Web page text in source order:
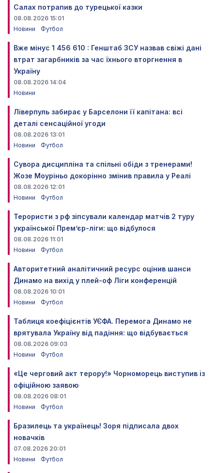
Салах потрапив до турецької казки
08.08.2026 15:01
Новини
Футбол
Вже мінус 1 456 610 : Генштаб ЗСУ назвав свіжі дані
втрат загарбників за час їхнього вторгнення в
Україну
08.08.2026 14:04
Новини
Ліверпуль забирає у Барселони її капітана: всі
деталі сенсаційної угоди
08.08.2026 13:01
Новини
Футбол
Сувора дисципліна та спільні обіди з тренерами!
Жозе Моуріньо докорінно змінив правила у Реалі
08.08.2026 12:01
Новини
Футбол
Терористи з рф зіпсували календар матчів 2 туру
української Прем’єр-ліги: що відбулося
08.08.2026 11:01
Новини
Футбол
Авторитетний аналітичний ресурс оцінив шанси
Динамо на вихід у плей-оф Ліги конференцій
08.08.2026 10:01
Новини
Футбол
Таблиця коефіцієнтів УЄФА. Перемога Динамо не
врятувала Україну від падіння: що відбувається
08.08.2026 09:03
Новини
Футбол
«Це черговий акт терору!» Чорноморець виступив із
офіційною заявою
08.08.2026 08:01
Новини
Футбол
Бразилець та українець! Зоря підписала двох
новачків
07.08.2026 20:01
Новини
Футбол